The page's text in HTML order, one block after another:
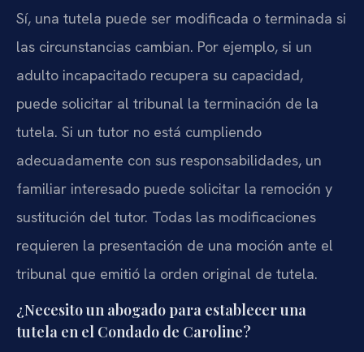
Sí, una tutela puede ser modificada o terminada si
las circunstancias cambian. Por ejemplo, si un
adulto incapacitado recupera su capacidad,
puede solicitar al tribunal la terminación de la
tutela. Si un tutor no está cumpliendo
adecuadamente con sus responsabilidades, un
familiar interesado puede solicitar la remoción y
sustitución del tutor. Todas las modificaciones
requieren la presentación de una moción ante el
tribunal que emitió la orden original de tutela.
¿Necesito un abogado para establecer una
tutela en el Condado de Caroline?